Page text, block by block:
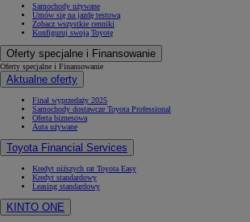
Samochody używane
Umów się na jazdę testową
Zobacz wszystkie cenniki
Konfiguruj swoją Toyotę
Oferty specjalne i Finansowanie
Oferty specjalne i Finansowanie
Aktualne oferty
Finał wyprzedaży 2025
Samochody dostawcze Toyota Professional
Oferta biznesowa
Auta używane
Toyota Financial Services
Kredyt niższych rat Toyota Easy
Kredyt standardowy
Leasing standardowy
KINTO ONE